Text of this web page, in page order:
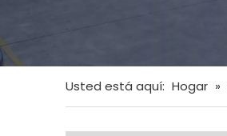
Usted está aquí: Hogar »